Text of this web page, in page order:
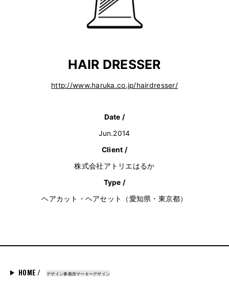
HAIR DRESSER
http://www.haruka.co.jp/hairdresser/
Date /
Jun.2014
Client /
株式会社アトリエはるか
Type /
ヘアカット・ヘアセット（愛知県・東京都）
HOME / デザイン事務所マーキーデザイン